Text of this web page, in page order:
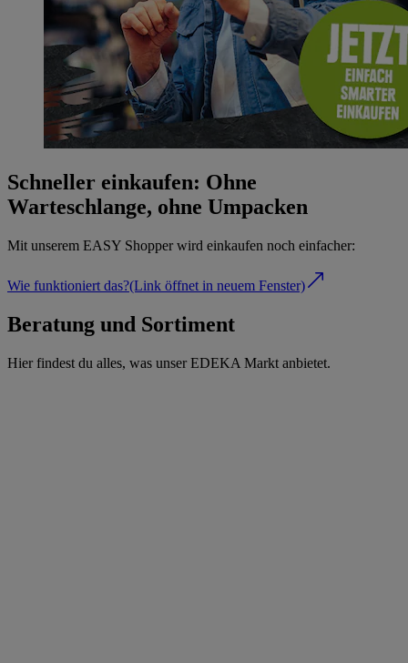
Schneller einkaufen: Ohne
Warteschlange, ohne Umpacken
Mit unserem EASY Shopper wird einkaufen noch einfacher:
Wie funktioniert das?(Link öffnet in neuem Fenster)
Beratung und Sortiment
Hier findest du alles, was unser EDEKA Markt anbietet.